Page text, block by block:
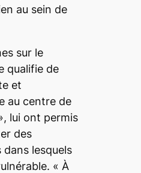
au sein de
sur le
qualifie de
et
au centre de
lui ont permis
des
lesquels
« À